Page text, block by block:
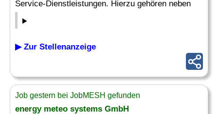
Service-Dienstleistungen. Hierzu gehören neben
▶ Zur Stellenanzeige
Job gestern bei JobMESH gefunden
energy meteo systems GmbH